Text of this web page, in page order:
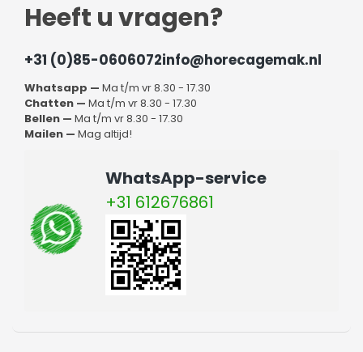
Heeft u vragen?
+31 (0)85-0606072info@horecagemak.nl
Whatsapp — Ma t/m vr 8.30 - 17.30
Chatten — Ma t/m vr 8.30 - 17.30
Bellen — Ma t/m vr 8.30 - 17.30
Mailen — Mag altijd!
WhatsApp-service
+31 612676861